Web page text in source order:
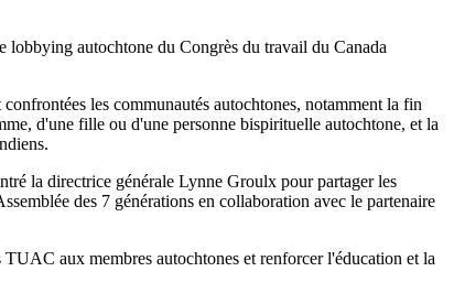
autochtone du Congrès du travail du Canada
les communautés autochtones, notamment la fin
d'une fille ou d'une personne bispirituelle autochtone, et la
la directrice générale Lynne Groulx pour partager les
des 7 générations en collaboration avec le partenaire
aux membres autochtones et renforcer l'éducation et la